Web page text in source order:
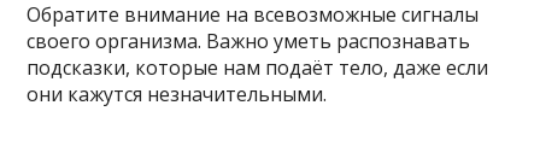
Обратите внимание на всевозможные сигналы
своего организма. Важно уметь распознавать
подсказки, которые нам подаёт тело, даже если
они кажутся незначительными.